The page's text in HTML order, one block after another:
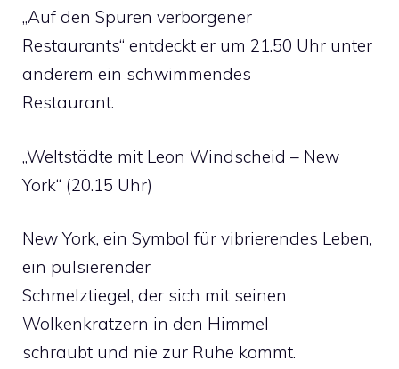
„Auf den Spuren verborgener
Restaurants“ entdeckt er um 21.50 Uhr unter
anderem ein schwimmendes
Restaurant.
„Weltstädte mit Leon Windscheid – New
York“ (20.15 Uhr)
New York, ein Symbol für vibrierendes Leben,
ein pulsierender
Schmelztiegel, der sich mit seinen
Wolkenkratzern in den Himmel
schraubt und nie zur Ruhe kommt.